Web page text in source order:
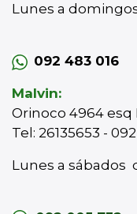
Lunes a
092 483 016
Malvin:
Orinoco 4964 esq
Tel: 26135653 -
Lunes a sábados